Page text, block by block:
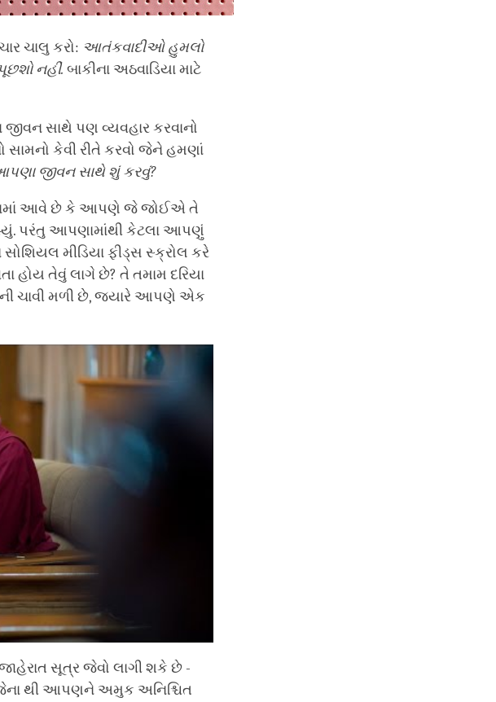
ચાલુ કરો: આતંકવાદીઓ હુમલો
પૂછશો નહીં. બાકીના અઠવાડિયા માટે
સાથે પણ વ્યવહાર કરવાનો
કેવી રીતે કરવો જેને હમણાં
જીવન સાથે શું કરવું?
આવે છે કે આપણે જે જોઈએ તે
પરંતુ આપણામાંથી કેટલા આપણું
મીડિયા ફીડ્સ સ્ક્રોલ કરે
હોય તેવું લાગે છે? તે તમામ દરિયા
ચાવી મળી છે, જ્યારે આપણે એક
સૂત્ર જેવો લાગી શકે છે -
થી આપણને અમુક અનિશ્ચિત